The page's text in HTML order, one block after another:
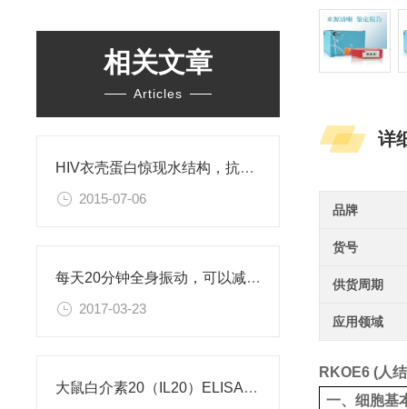
相关文章
Articles
HIV衣壳蛋白惊现水结构，抗艾药物新思路
2015-07-06
每天20分钟全身振动，可以减肥、对抗糖尿病
2017-03-23
大鼠白介素20（IL20）ELISA试剂盒
详
品牌
货号
供货周期
应用领域
RKOE6 (人
一、细胞基